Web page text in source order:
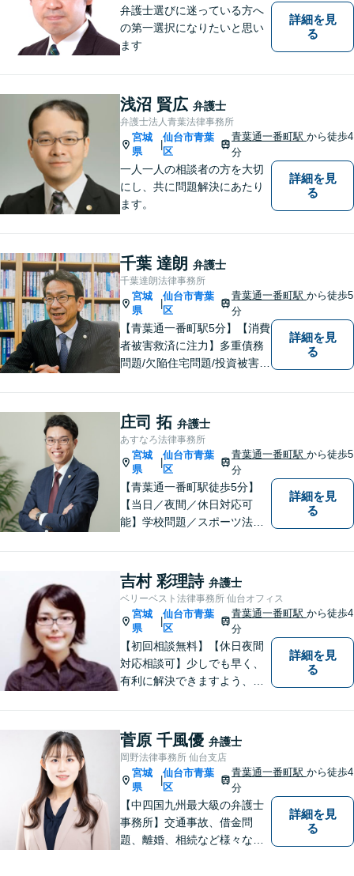
弁護士選びに迷っている方へ
の第一選択になりたいと思い
ます
詳細を見
る
浅沼 賢広 弁護士
弁護士法人青葉法律事務所
宮城
県
仙台市青葉
区
青葉通一番町駅から徒歩4
分
一人一人の相談者の方を大切
にし、共に問題解決にあたり
ます。
詳細を見
る
千葉 達朗 弁護士
千葉達朗法律事務所
宮城
県
仙台市青葉
区
青葉通一番町駅から徒歩5
分
【青葉通一番町駅5分】【消費
者被害救済に注力】多重債務
問題/欠陥住宅問題/投資被害問
相談ください。依頼者様のご
意向を最大限汲み取るべく、
丁寧なヒアリングと相談環境
の整備に努めています。
詳細を見
る
庄司 拓 弁護士
あすなろ法律事務所
宮城
県
仙台市青葉
区
青葉通一番町駅から徒歩5
分
【青葉通一番町駅徒歩5分】
【当日／夜間／休日対応可
能】学校問題／スポーツ法務
／消費者被害／債務整理／相
続／刑事事件など幅広く対
応。悩みを抱えた方が気軽に
相談できるように、親しみや
すい雰囲気作りを心掛けてお
ります。
詳細を見
る
吉村 彩理詩 弁護士
ベリーベスト法律事務所 仙台オフィス
宮城
県
仙台市青葉
区
青葉通一番町駅から徒歩4
分
【初回相談無料】【休日夜間
対応相談可】少しでも早く、
有利に解決できますよう、誠
ます。 ぜひ、お気軽にご相談
ください。
詳細を見
る
菅原 千風優 弁護士
岡野法律事務所 仙台支店
宮城
県
仙台市青葉
区
青葉通一番町駅から徒歩4
分
【中四国九州最大級の弁護士
事務所】交通事故、借金問
題、離婚、相続など様々な問
詳細を見
る